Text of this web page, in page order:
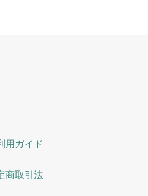
用ガイド
商取引法